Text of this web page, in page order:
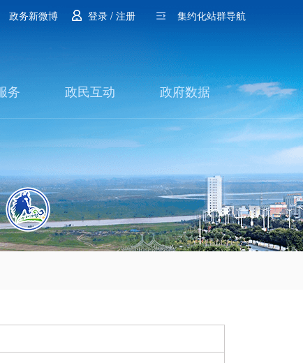
政务新微博 登录 / 注册 集约化站群导航
务 政民互动 政府数据